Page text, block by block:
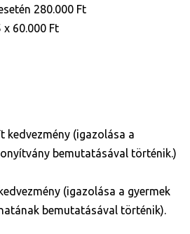
280.000 Ft
x 60.000 Ft
kedvezmény (igazolása a
bemutatásával történik.)
(igazolása a gyermek
bemutatásával történik).